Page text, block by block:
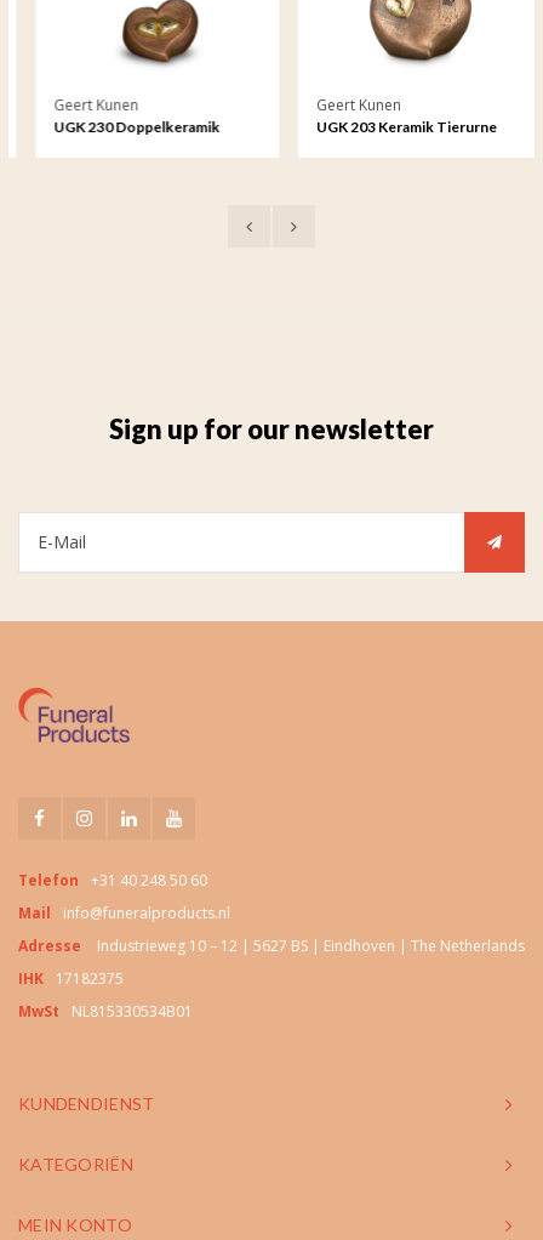
Geert Kunen
UGK 230 Doppelkeramik
Geert Kunen
UGK 203 Keramik Tierurne
Sign up for our newsletter
Telefon
+31 40 248 50 60
Mail
info@funeralproducts.nl
Adresse
Industrieweg 10 – 12 | 5627 BS | Eindhoven | The Netherlands
IHK
17182375
MwSt
NL815330534B01
KUNDENDIENST
KATEGORIËN
MEIN KONTO